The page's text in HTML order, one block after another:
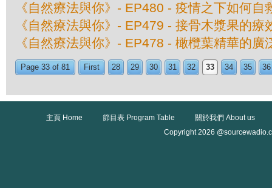
《自然療法與你》- EP480 - 疫情之下如何自
《自然療法與你》- EP479 - 接骨木漿果的療
《自然療法與你》- EP478 - 橄欖葉精華的廣
Page 33 of 81 First 28 29 30 31 32 33 34 35 36
主頁 Home 節目表 Program Table
關於我們 About us
Copyright 2026